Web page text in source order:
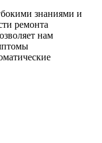
знаниями и
ремонта
нам